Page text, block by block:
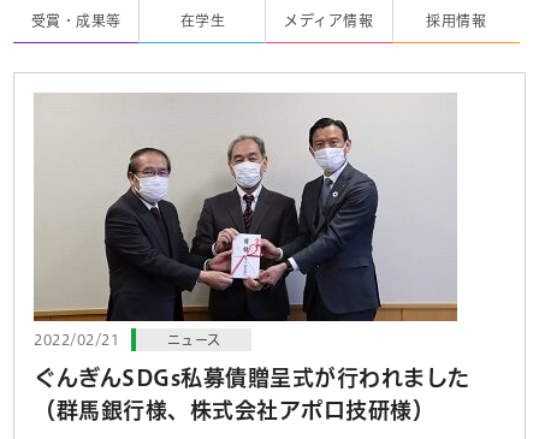
受賞・成果等 在学生 メディア情報 採用情報
2022/02/21 ニュース
ぐんぎんSDGs私募債贈呈式が行われました
（群馬銀行様、株式会社アポロ技研様）